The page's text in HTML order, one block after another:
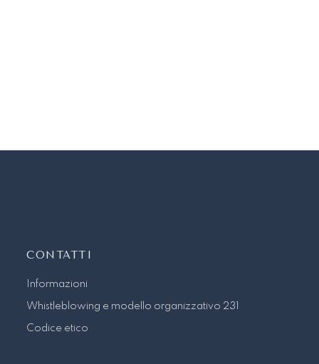
CONTATTI
Informazioni
Whistleblowing e modello organizzativo 231
Codice etico